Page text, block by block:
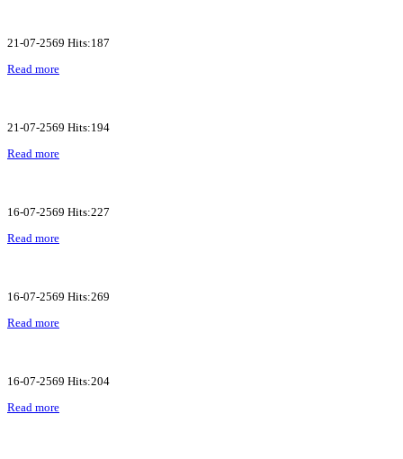
21-07-2569 Hits:187
Read more
21-07-2569 Hits:194
Read more
16-07-2569 Hits:227
Read more
16-07-2569 Hits:269
Read more
16-07-2569 Hits:204
Read more